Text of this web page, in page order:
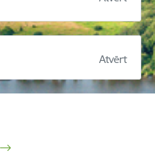
Atvērt